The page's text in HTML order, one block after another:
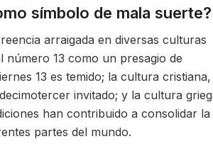
símbolo de mala suerte?
arraigada en diversas culturas
13 como un presagio de
13 es temido; la cultura cristiana,
invitado; y la cultura
han contribuido a consolidar la
partes del mundo.